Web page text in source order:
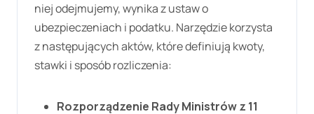
niej odejmujemy, wynika z ustaw o
ubezpieczeniach i podatku. Narzędzie korzysta
z następujących aktów, które definiują kwoty,
stawki i sposób rozliczenia:
Rozporządzenie Rady Ministrów z 11